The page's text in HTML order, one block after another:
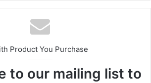
Product You Purchase
to our mailing list to